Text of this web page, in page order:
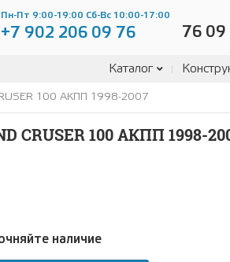
Пн-Пт 9:00-19:00 Сб-Вс 10:00-17:00
+7 902 206 09 76 76 09
Каталог
100 АКПП 1998-2007
100 АКПП 1998-
наличие